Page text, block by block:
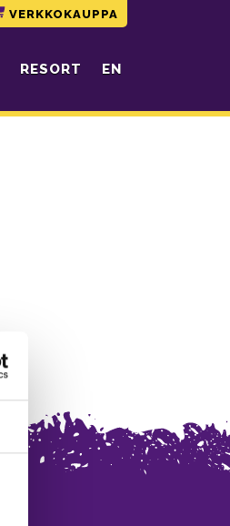
VERKKOKAUPPA
RESORT EN